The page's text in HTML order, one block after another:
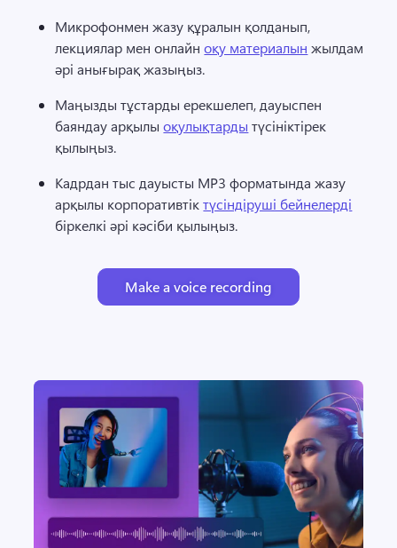
Микрофонмен жазу құралын қолданып,
лекциялар мен онлайн оқу материалын жылдам
әрі анығырақ жазыңыз.
Маңызды тұстарды ерекшелеп, дауыспен
баяндау арқылы оқулықтарды түсініктірек
қылыңыз.
Кадрдан тыс дауысты MP3 форматында жазу
арқылы корпоративтік түсіндіруші бейнелерді
біркелкі әрі кәсіби қылыңыз.
Make a voice recording